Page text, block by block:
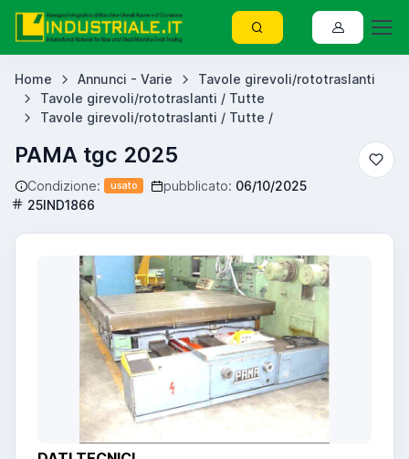
Home Annunci - Varie
Tavole girevoli/rototraslanti
Tavole girevoli/rototraslanti / Tutte
Tavole girevoli/rototraslanti / Tutte /
PAMA tgc 2025
Condizione: usato pubblicato: 06/10/2025
25IND1866